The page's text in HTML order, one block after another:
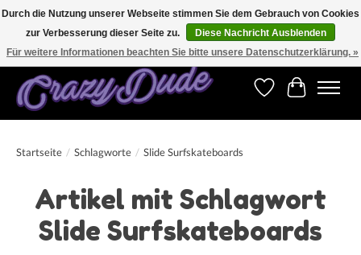
Versandkostenfrei bestellen ab CHF 200.00 in der Schweiz und ab EUR 250.00 in den
meisten Ländern weltweit.
Wunschzettel
Ihr
Startseite / Schlagworte / Slide Surfskateboards
Artikel mit Schlagwort
Slide Surfskateboards
Durch die Nutzung unserer Webseite stimmen Sie dem Gebrauch von Cookies
zur Verbesserung dieser Seite zu.
Diese Nachricht Ausblenden
Für weitere Informationen beachten Sie bitte unsere Datenschutzerklärung. »